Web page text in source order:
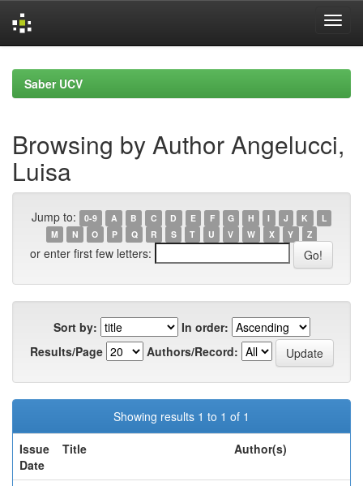
navigationSaber UCV
Browsing by Author Angelucci,
Luisa
Jump to: 0-9 A B C D E F G H I J K
L
M
N O P Q R S T U V W X Y Z
or enter first few letters:
Sort by:
In order:
Results/Page
Authors/Record:
Showing results 1 to 1 of 1
Issue
Date
Title Author(s)